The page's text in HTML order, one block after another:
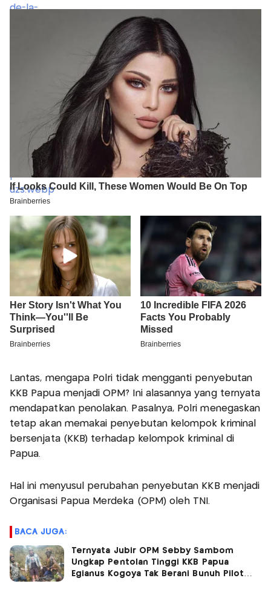
Lantas, mengapa Polri tidak mengganti penyebutan
KKB Papua menjadi OPM? Ini alasannya yang ternyata
mendapatkan penolakan. Pasalnya, Polri menegaskan
tetap akan memakai penyebutan kelompok kriminal
bersenjata (KKB) terhadap kelompok kriminal di
Papua.
Hal ini menyusul perubahan penyebutan KKB menjadi
Organisasi Papua Merdeka (OPM) oleh TNI.
BACA JUGA:
Ternyata Jubir OPM Sebby Sambom
Ungkap Pentolan Tinggi KKB Papua
Egianus Kogoya Tak Berani Bunuh Pilot